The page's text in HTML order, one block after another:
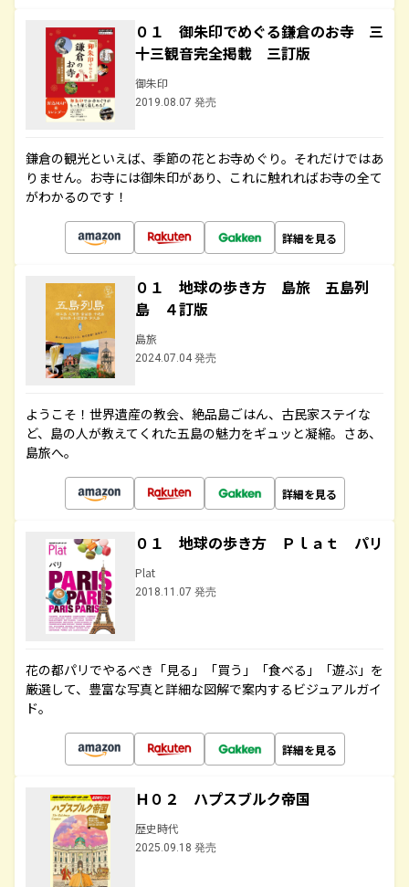
０１ 御朱印でめぐる鎌倉のお寺 三
十三観音完全掲載 三訂版
御朱印
2019.08.07 発売
鎌倉の観光といえば、季節の花とお寺めぐり。それだけではあ
りません。お寺には御朱印があり、これに触れればお寺の全て
がわかるのです！
詳細を見る
０１ 地球の歩き方 島旅 五島列
島 ４訂版
島旅
2024.07.04 発売
ようこそ！世界遺産の教会、絶品島ごはん、古民家ステイな
ど、島の人が教えてくれた五島の魅力をギュッと凝縮。さあ、
島旅へ。
詳細を見る
０１ 地球の歩き方 Ｐｌａｔ パリ
Plat
2018.11.07 発売
花の都パリでやるべき「見る」「買う」「食べる」「遊ぶ」を
厳選して、豊富な写真と詳細な図解で案内するビジュアルガイ
ド。
詳細を見る
Ｈ０２ ハプスブルク帝国
歴史時代
2025.09.18 発売